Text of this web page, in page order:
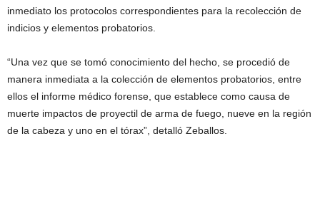
inmediato los protocolos correspondientes para la recolección de
indicios y elementos probatorios.
“Una vez que se tomó conocimiento del hecho, se procedió de
manera inmediata a la colección de elementos probatorios, entre
ellos el informe médico forense, que establece como causa de
muerte impactos de proyectil de arma de fuego, nueve en la región
de la cabeza y uno en el tórax”, detalló Zeballos.